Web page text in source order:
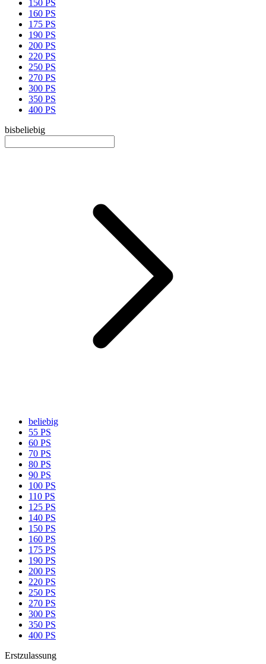
150 PS
160 PS
175 PS
190 PS
200 PS
220 PS
250 PS
270 PS
300 PS
350 PS
400 PS
bisbeliebig
beliebig
55 PS
60 PS
70 PS
80 PS
90 PS
100 PS
110 PS
125 PS
140 PS
150 PS
160 PS
175 PS
190 PS
200 PS
220 PS
250 PS
270 PS
300 PS
350 PS
400 PS
Erstzulassung